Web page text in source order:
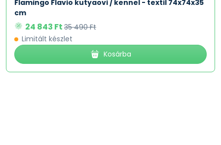
Flamingo Flavio kutyaovi / kennel - textil 74x74x35
cm
24 843 Ft 35 490 Ft
Limitált készlet
Kosárba